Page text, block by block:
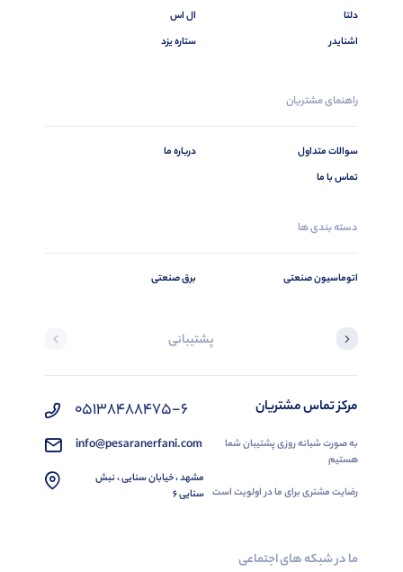
دلتا
اشنایدر
ال اس
ستاره یزد
راهنمای مشتریان
سوالات متداول
تماس با ما
درباره ما
دسته بندی ها
اتوماسیون صنعتی برق صنعتی
پشتیبانی
مرکز تماس مشتریان
به صورت شبانه روزی پشتیبان شما
هستیم
رضایت مشتری برای ما در اولویت است
05138488475-6
info@pesaranerfani.com
مشهد ، خیابان سنایی ، نبش
سنایی 6
ما در شبکه های اجتماعی